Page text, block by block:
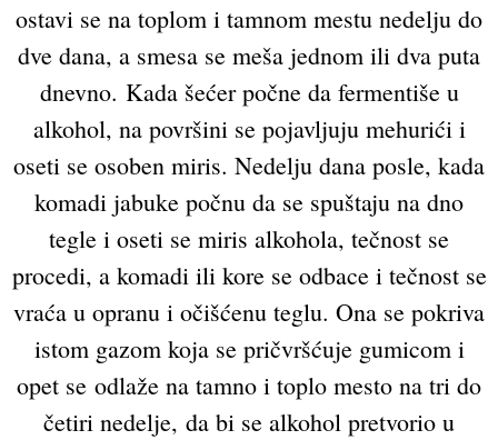
ostavi se na toplom i tamnom mestu nedelju do
dve dana, a smesa se meša jednom ili dva puta
dnevno. Kada šećer počne da fermentiše u
alkohol, na površini se pojavljuju mehurići i
oseti se osoben miris. Nedelju dana posle, kada
komadi jabuke počnu da se spuštaju na dno
tegle i oseti se miris alkohola, tečnost se
procedi, a komadi ili kore se odbace i tečnost se
vraća u opranu i očišćenu teglu. Ona se pokriva
istom gazom koja se pričvršćuje gumicom i
opet se odlaže na tamno i toplo mesto na tri do
četiri nedelje, da bi se alkohol pretvorio u